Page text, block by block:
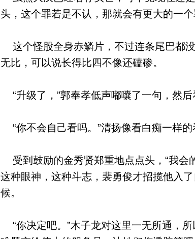
头，这个罪若是不认，那就会有更大的一
这个怪股全身赤鳞片，不过连条尾巴都
无比，可以说长得比四不像还磕碜。
“升级了，”郭奉孝低声嘟囔了一句，然后
“你不会自己看吗。”清扬像看白痴一样的
受到鼓励的金秀贤郑重地点点头，“我会
这种眼神，这种斗志，裴勇俊才招揽他入
候。
“你决定吧。”木子龙对这里一无所通，